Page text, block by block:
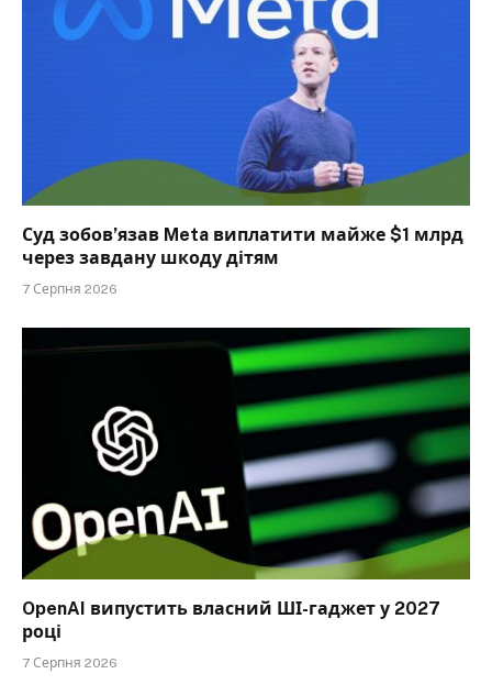
Суд зобов’язав Meta виплатити майже $1 млрд
через завдану шкоду дітям
7 Серпня 2026
OpenAI випустить власний ШІ-гаджет у 2027
році
7 Серпня 2026